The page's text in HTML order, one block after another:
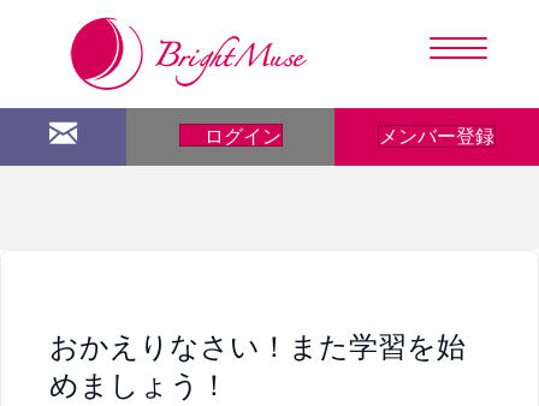
ログイン メンバー登録
おかえりなさい！また学習を始
めましょう！